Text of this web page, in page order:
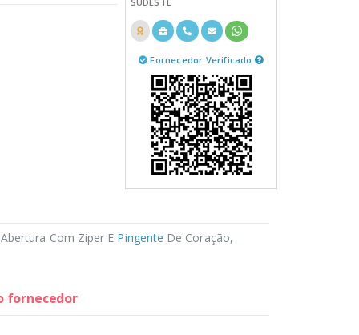
Fornecedor Verificado
Com Ziper E Pingente De Coração,
fornecedor